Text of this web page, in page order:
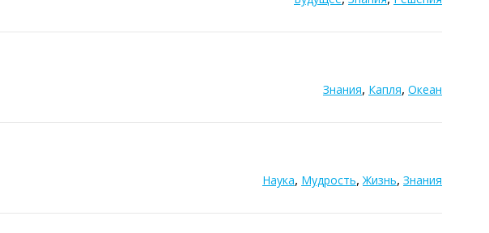
Знания, Капля, Океан
Наука, Мудрость,Жизнь, Знания